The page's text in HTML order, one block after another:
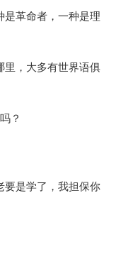
是革命者，一种是理
里，大多有世界语俱
？
要是学了，我担保你